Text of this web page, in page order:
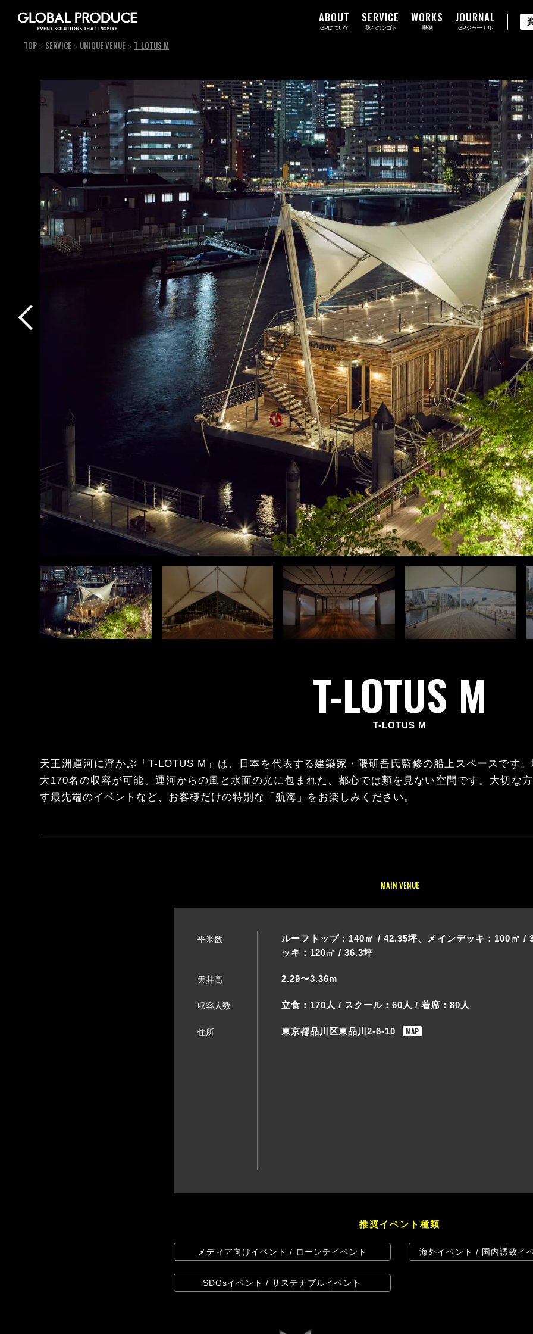
ABOUT
GPについて
SERVICE
我々のシゴト
WORKS
事例
JOURNAL
GPジャーナル
TOP SERVICE UNIQUE VENUE T-LOTUS M
T-LOTUS M
T-LOTUS M
天王洲運河に浮かぶ「T-LOTUS M」は、日本を代表する建築家・隈研吾氏監修の船上スペースです
大170名の収容が可能。運河からの風と水面の光に包まれた、都心では類を見ない空間です。大切な
す最先端のイベントなど、お客様だけの特別な「航海」をお楽しみください。
MAIN VENUE
平米数
ルーフトップ：140㎡ / 42.35坪、メインデッキ：100㎡ /
ッキ：120㎡ / 36.3坪
天井高 2.29〜3.36m
収容人数 立食：170人 / スクール：60人 / 着席：80人
住所 東京都品川区東品川2-6-10 MAP
推奨イベント種類
メディア向けイベント / ローンチイベント 海外イベント / 国内誘致イ
SDGsイベント / サステナブルイベント